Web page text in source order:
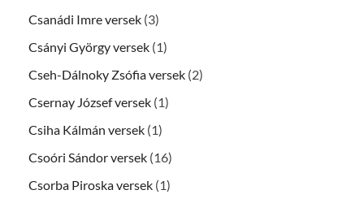
Csanádi Imre versek (3)
Csányi György versek (1)
Cseh-Dálnoky Zsófia versek (2)
Csernay József versek (1)
Csiha Kálmán versek (1)
Csoóri Sándor versek (16)
Csorba Piroska versek (1)